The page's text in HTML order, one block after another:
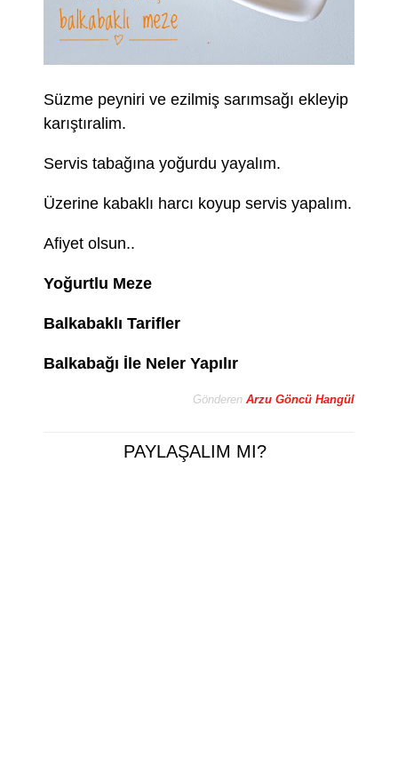
Süzme peyniri ve ezilmiş sarımsağı ekleyip
karıştıralim.
Servis tabağına yoğurdu yayalım.
Üzerine kabaklı harcı koyup servis yapalım.
Afiyet olsun..
Yoğurtlu Meze
Balkabaklı Tarifler
Balkabağı İle Neler Yapılır
Gönderen Arzu Göncü Hangül
PAYLAŞALIM MI?